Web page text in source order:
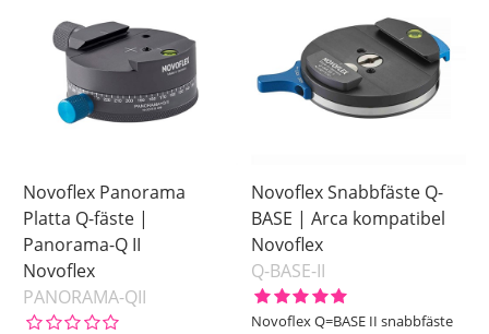
Novoflex Panorama
Platta Q-fäste |
Panorama-Q II
Novoflex
PANORAMA-QII
Novoflex Snabbfäste Q-
BASE | Arca kompatibel
Novoflex
Q-BASE-II
Novoflex Q=BASE II snabbfäste